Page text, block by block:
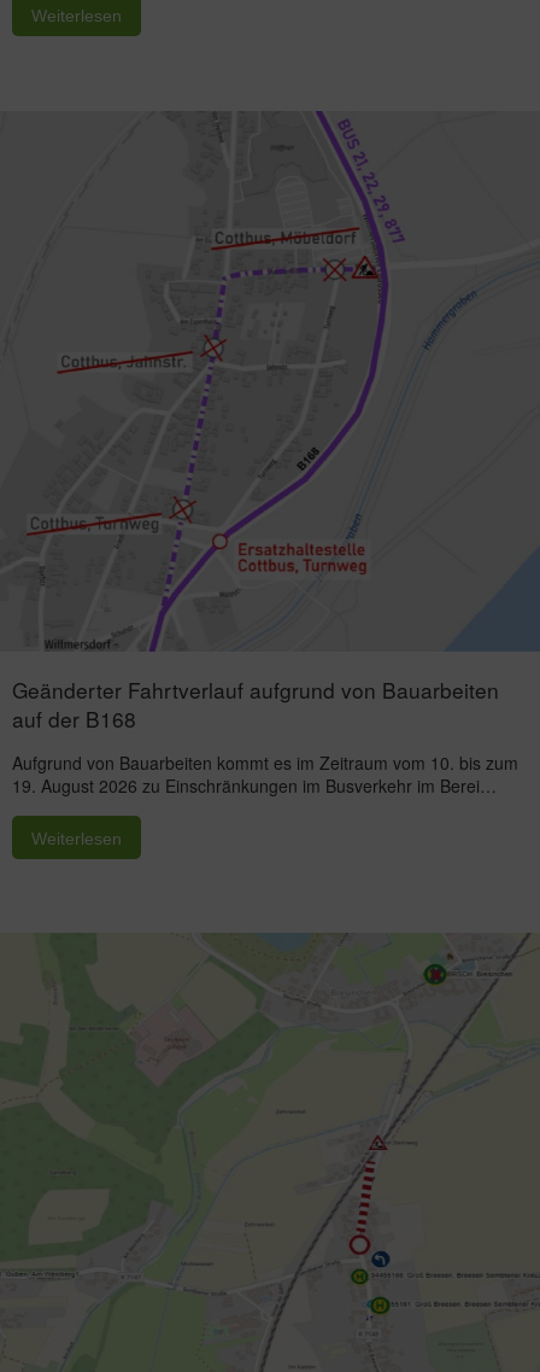
Weiterlesen
Geänderter Fahrtverlauf aufgrund von Bauarbeiten
auf der B168
Aufgrund von Bauarbeiten kommt es im Zeitraum vom 10. bis zum
19. August 2026 zu Einschränkungen im Busverkehr im Berei…
Weiterlesen